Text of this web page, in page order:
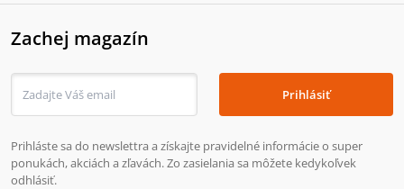
Zachej magazín
Prihlásiť
Prihláste sa do newslettra a získajte pravidelné informácie o super
ponukách, akciách a zľavách. Zo zasielania sa môžete kedykoľvek
odhlásiť.